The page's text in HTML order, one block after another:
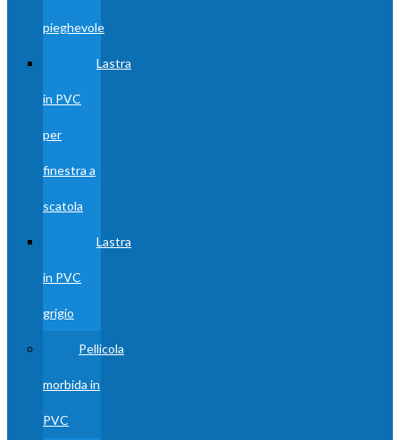
pieghevole
Lastra
in PVC
per
finestra a
scatola
Lastra
in PVC
grigio
Pellicola
morbida in
PVC